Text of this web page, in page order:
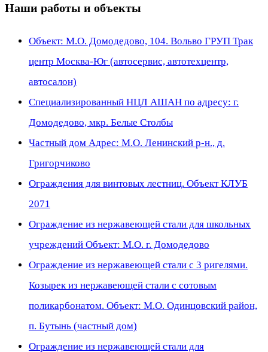
Наши работы и объекты
Объект: М.О. Домодедово, 104. Вольво ГРУП Трак
центр Москва-Юг (автосервис, автотехцентр,
автосалон)
Специализированный НЦЛ АШАН по адресу: г.
Домодедово, мкр. Белые Столбы
Частный дом Адрес: М.О. Ленинский р-н., д.
Григорчиково
Ограждения для винтовых лестниц. Объект КЛУБ
2071
Ограждение из нержавеющей стали для школьных
учреждений Объект: М.О. г. Домодедово
Ограждение из нержавеющей стали с 3 ригелями.
Козырек из нержавеющей стали с сотовым
поликарбонатом. Объект: М.О. Одинцовский район,
п. Бутынь (частный дом)
Ограждение из нержавеющей стали для